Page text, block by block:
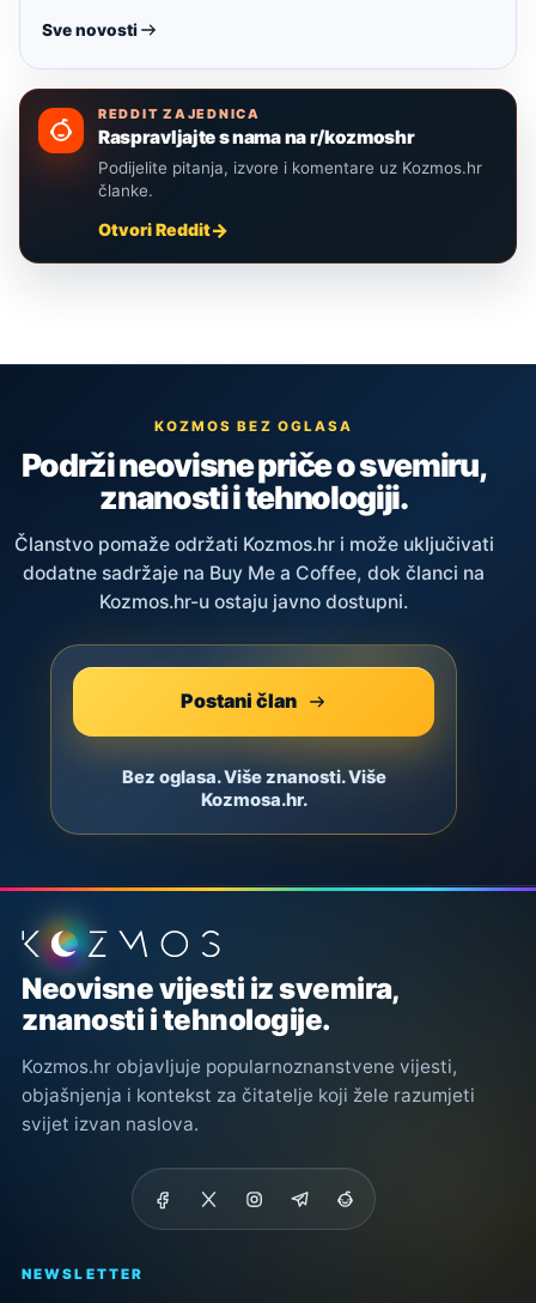
Sve novosti
REDDIT ZAJEDNICA
Raspravljajte s nama na r/kozmoshr
Podijelite pitanja, izvore i komentare uz Kozmos.hr
članke.
Otvori Reddit
KOZMOS BEZ OGLASA
Podrži neovisne priče o svemiru,
znanosti i tehnologiji.
Članstvo pomaže održati Kozmos.hr i može uključivati
dodatne sadržaje na Buy Me a Coffee, dok članci na
Kozmos.hr-u ostaju javno dostupni.
Postani član
Bez oglasa. Više znanosti. Više
Kozmosa.hr.
Podnožje stranice
Neovisne vijesti iz svemira,
znanosti i tehnologije.
Kozmos.hr objavljuje popularnoznanstvene vijesti,
objašnjenja i kontekst za čitatelje koji žele razumjeti
svijet izvan naslova.
NEWSLETTER